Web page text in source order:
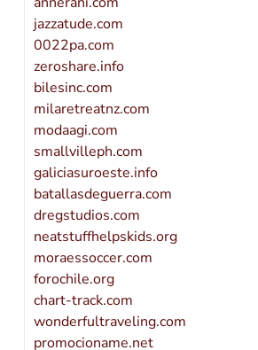
jazzatude.com
0022pa.com
zeroshare.info
bilesinc.com
milaretreatnz.com
modaagi.com
smallvilleph.com
galiciasuroeste.info
batallasdeguerra.com
dregstudios.com
neatstuffhelpskids.org
moraessoccer.com
forochile.org
chart-track.com
wonderfultraveling.com
promocioname.net